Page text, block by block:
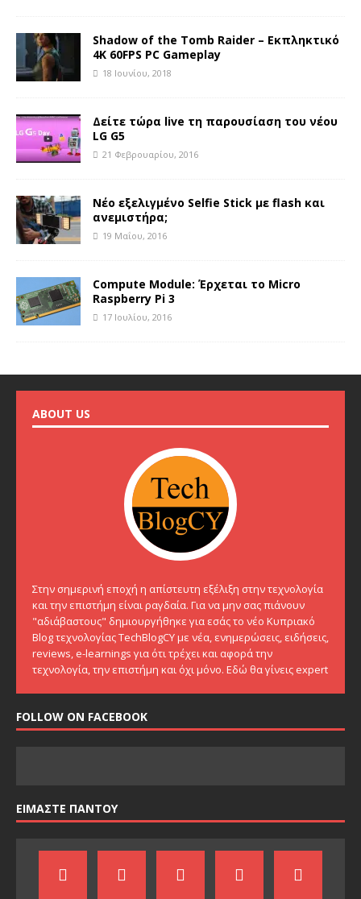
Shadow of the Tomb Raider – Εκπληκτικό
4K 60FPS PC Gameplay
18 Ιουνίου, 2018
Δείτε τώρα live τη παρουσίαση του νέου
LG G5
21 Φεβρουαρίου, 2016
Νέο εξελιγμένο Selfie Stick με flash και
ανεμιστήρα;
19 Μαΐου, 2016
Compute Module: Έρχεται το Micro
Raspberry Pi 3
17 Ιουλίου, 2016
ABOUT US
Στην σημερινή εποχή η απίστευτη εξέλιξη στην τεχνολογία
και την επιστήμη είναι ραγδαία. Για να μην σας πιάνουν
"αδιάβαστους" δημιουργήθηκε για εσάς το νέο Κυπριακό
Blog τεχνολογίας TechBlogCY με νέα, ενημερώσεις, ειδήσεις,
reviews, e-learnings για ότι τρέχει και αφορά την
τεχνολογία, την επιστήμη και όχι μόνο. Εδώ θα γίνεις expert
FOLLOW ON FACEBOOK
ΕΙΜΑΣΤΕ ΠΑΝΤΟΥ